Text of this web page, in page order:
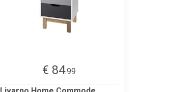
€ 84.99